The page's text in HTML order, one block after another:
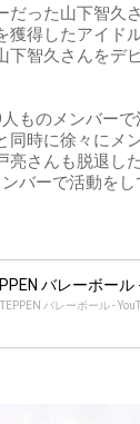
だった山下智久
獲得したアイド
下智久さんをデ
ものメンバーで
同時に徐々にメ
亮さんも脱退し
バーで活動を
バレーボー
バレーボール -